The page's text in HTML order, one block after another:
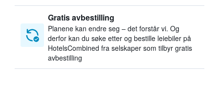
Gratis avbestilling
Planene kan endre seg – det forstår vi. Og
derfor kan du søke etter og bestille leiebiler på
HotelsCombined fra selskaper som tilbyr gratis
avbestilling